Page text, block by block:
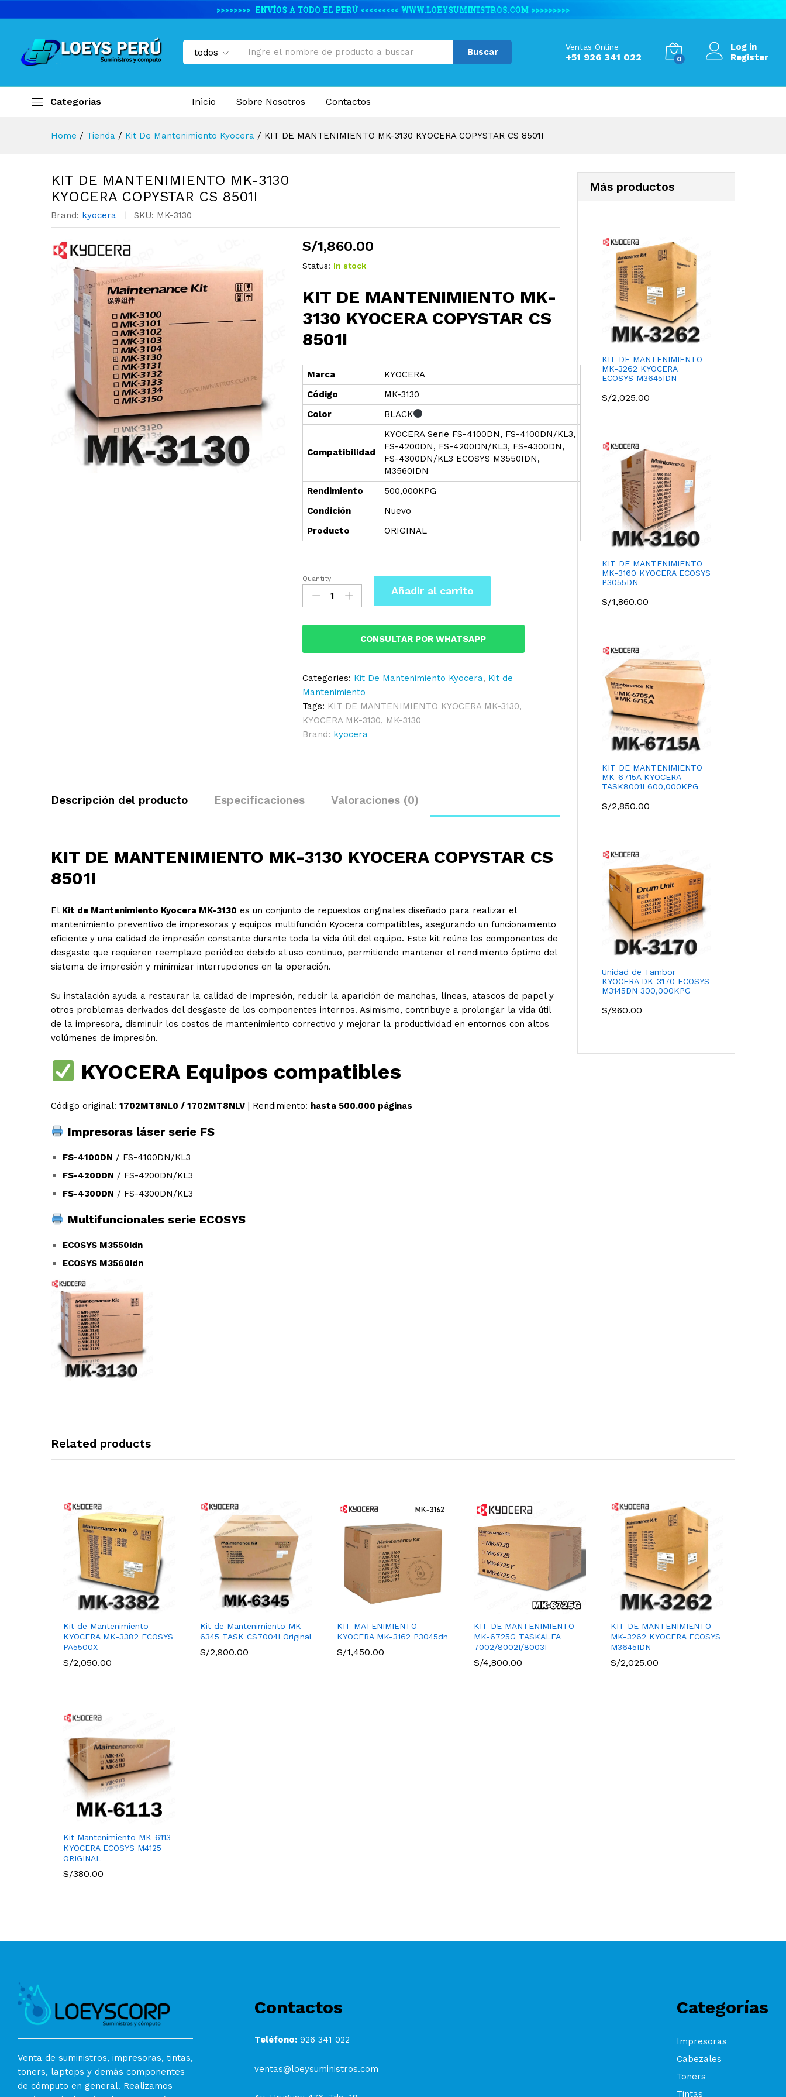
todos Buscar
Ventas Online
+51 926 341 022 0
Log in
Register
Categorias Inicio Sobre Nosotros Contactos
Home / Tienda / Kit De Mantenimiento Kyocera / KIT DE MANTENIMIENTO MK-3130 KYOCERA COPYSTAR CS 8501I
KIT DE MANTENIMIENTO MK-3130
KYOCERA COPYSTAR CS 8501I
Brand: kyocera SKU: MK-3130
S/1,860.00
Status: In stock
KIT DE MANTENIMIENTO MK-
3130 KYOCERA COPYSTAR CS
8501I
Marca
KYOCERA
Código
MK-3130
Color
BLACK
Compatibilidad
KYOCERA Serie FS-4100DN, FS-4100DN/KL3,
FS-4200DN, FS-4200DN/KL3, FS-4300DN,
FS-4300DN/KL3 ECOSYS M3550IDN,
M3560IDN
Rendimiento
500,000KPG
Condición
Nuevo
Producto
ORIGINAL
KIT
DE
MANTENIMIENTO
MK-
KYOCERA
COPYSTAR
CS
8501I
quantity
Quantity
Añadir al carrito
CONSULTAR POR WHATSAPP
Categories: Kit De Mantenimiento Kyocera, Kit de
Mantenimiento
Tags: KIT DE MANTENIMIENTO KYOCERA MK-3130,
KYOCERA MK-3130, MK-3130
Brand: kyocera
Descripción del producto Especificaciones Valoraciones (0)
KIT DE MANTENIMIENTO MK-3130 KYOCERA COPYSTAR CS
8501I
El Kit de Mantenimiento Kyocera MK-3130 es un conjunto de repuestos originales diseñado para realizar el
mantenimiento preventivo de impresoras y equipos multifunción Kyocera compatibles, asegurando un funcionamiento
eficiente y una calidad de impresión constante durante toda la vida útil del equipo. Este kit reúne los componentes de
desgaste que requieren reemplazo periódico debido al uso continuo, permitiendo mantener el rendimiento óptimo del
sistema de impresión y minimizar interrupciones en la operación.
Su instalación ayuda a restaurar la calidad de impresión, reducir la aparición de manchas, líneas, atascos de papel y
otros problemas derivados del desgaste de los componentes internos. Asimismo, contribuye a prolongar la vida útil
de la impresora, disminuir los costos de mantenimiento correctivo y mejorar la productividad en entornos con altos
volúmenes de impresión.
KYOCERA Equipos compatibles
Código original: 1702MT8NL0 / 1702MT8NLV | Rendimiento: hasta 500.000 páginas
Impresoras láser serie FS
FS-4100DN / FS-4100DN/KL3
FS-4200DN / FS-4200DN/KL3
FS-4300DN / FS-4300DN/KL3
Multifuncionales serie ECOSYS
ECOSYS M3550idn
ECOSYS M3560idn
Más productos
KIT DE MANTENIMIENTO
MK-3262 KYOCERA
ECOSYS M3645IDN
S/2,025.00
KIT DE MANTENIMIENTO
MK-3160 KYOCERA ECOSYS
P3055DN
S/1,860.00
KIT DE MANTENIMIENTO
MK-6715A KYOCERA
TASK8001I 600,000KPG
S/2,850.00
Unidad de Tambor
KYOCERA DK-3170 ECOSYS
M3145DN 300,000KPG
S/960.00
Related products
Kit de Mantenimiento
KYOCERA MK-3382 ECOSYS
PA5500X
S/2,050.00
Kit de Mantenimiento MK-
6345 TASK CS7004I Original
S/2,900.00
KIT MATENIMIENTO
KYOCERA MK-3162 P3045dn
S/1,450.00
KIT DE MANTENIMIENTO
MK-6725G TASKALFA
7002/8002I/8003I
S/4,800.00
KIT DE MANTENIMIENTO
MK-3262 KYOCERA ECOSYS
M3645IDN
S/2,025.00
Kit Mantenimiento MK-6113
KYOCERA ECOSYS M4125
ORIGINAL
S/380.00
Venta de suministros, impresoras, tintas,
toners, laptops y demás componentes
de cómputo en general. Realizamos
Contactos
Teléfono: 926 341 022
ventas@loeysuministros.com
Categorías
Impresoras
Cabezales
Toners
Tintas
Descripción del producto Especificaciones Valoraciones (0)